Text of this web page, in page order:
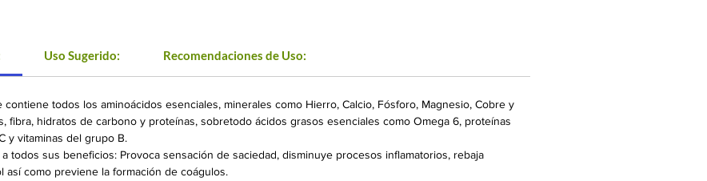
Uso Sugerido: Recomendaciones de Uso:
todos los aminoácidos esenciales, minerales como Hierro, Calcio, Fósforo, Magnesio, Cobre y
fibra, hidratos de carbono y proteínas, sobretodo ácidos grasos esenciales como Omega 6, proteínas
y vitaminas del grupo B.
todos sus beneficios: Provoca sensación de saciedad, disminuye procesos inflamatorios, rebaja
como previene la formación de coágulos.